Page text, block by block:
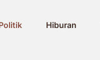
Hiburan